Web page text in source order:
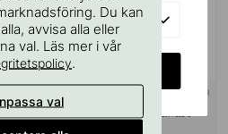
+ FÄRGER
Dörrstopp Dexter - Mattsvart
Du kan
avvisa alla eller
val. Läs mer i vår
.
val
COUNTRY